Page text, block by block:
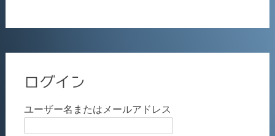
ログイン
ユーザー名またはメールアドレス